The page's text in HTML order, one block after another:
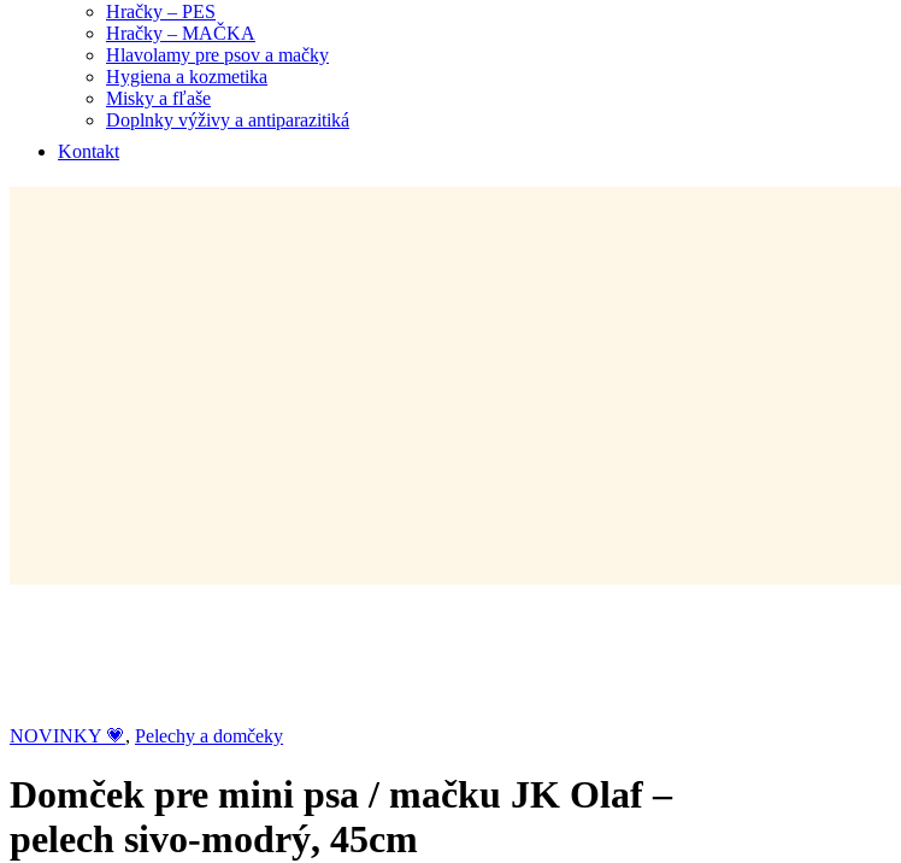
Hračky – PES
Hračky – MAČKA
Hlavolamy pre psov a mačky
Hygiena a kozmetika
Misky a fľaše
Doplnky výživy a antiparazitiká
Kontakt
NOVINKY 💗, Pelechy a domčeky
Domček pre mini psa / mačku JK Olaf –
pelech sivo-modrý, 45cm